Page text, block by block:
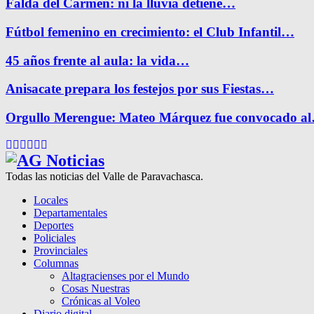
Falda del Carmen: ni la lluvia detiene…
Fútbol femenino en crecimiento: el Club Infantil…
45 años frente al aula: la vida…
Anisacate prepara los festejos por sus Fiestas…
Orgullo Merengue: Mateo Márquez fue convocado
Facebook
Twitter
Instagram
Pinterest
Google
Todas las noticias del Valle de Paravachasca.
Locales
Departamentales
Deportes
Policiales
Provinciales
Columnas
Altagracienses por el Mundo
Cosas Nuestras
Crónicas al Voleo